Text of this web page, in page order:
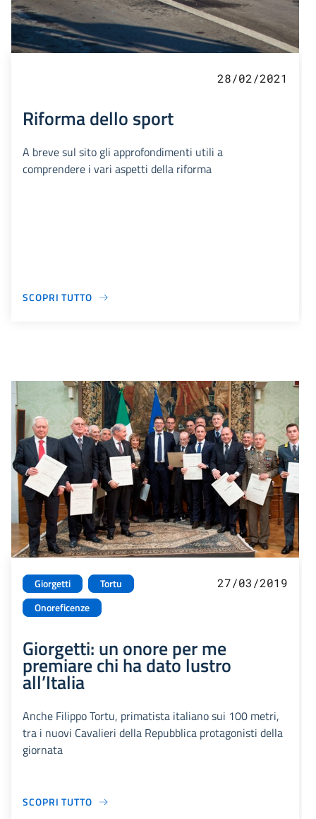
28/02/2021
Riforma dello sport
A breve sul sito gli approfondimenti utili a
comprendere i vari aspetti della riforma
SCOPRI TUTTO
Giorgetti
Tortu
Onoreficenze
27/03/2019
Giorgetti: un onore per me
premiare chi ha dato lustro
all’Italia
Anche Filippo Tortu, primatista italiano sui 100 metri,
tra i nuovi Cavalieri della Repubblica protagonisti della
giornata
SCOPRI TUTTO